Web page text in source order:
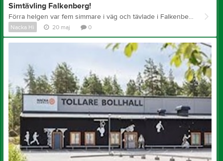
Simtävling Falkenberg!
Förra helgen var fem simmare i väg och tävlade i Falkenberg! Det var en tuff utmaning med tre långa tävlingspass i 50m bassäng som vi ju inte alls är vana att simma i, men trots detta blev det mycket fina resultat. Flera nya personbästa, bl. a. vår yngsta simmare som kapade hela 34.79 sekunder på 100m bröstsim N1-N16 och Johanna som kom ner på under minuten på 50m frisim N1-N16! Palma kämpade mot bassängens längd men lyckades trots det ta sig igenom den fruktade 100m frisim N1-N16 med en ny bästa tid på 1.44,87. Och vår stabila simmare Ella som gjorde jättefina simningar! Till sist blev det medalj i S-klassen när Jocke simmade hem en silvermedalj i finalen på 50m frisim S1-S13. Stort grattis!! Nu tar vi det lite lugnt fram till avslutningen 24 maj och sen laddar vi upp för nya tävlingar i höst igen. Fantastiskt jobbat till våra tävlingssimmare!
Nacka Hi 20 maj 0